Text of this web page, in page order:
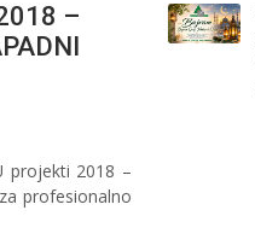
–
projekti 2018 –
profesionalno